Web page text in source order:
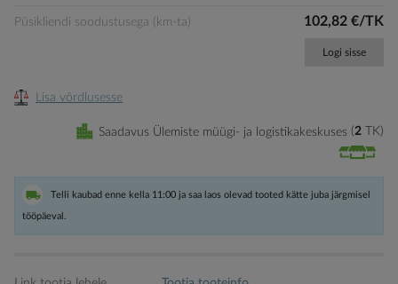
Püsikliendi soodustusega (km-ta) 102,82 €/TK
Logi sisse
Lisa võrdlusesse
Saadavus Ülemiste müügi- ja logistikakeskuses 2 TK
Telli kaubad enne kella 11:00 ja saa laos olevad tooted kätte juba järgmisel
tööpäeval.